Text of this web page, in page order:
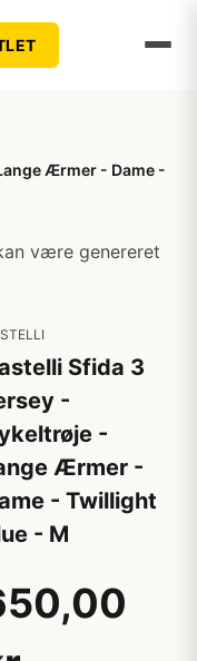
Ærmer - Dame -
være genereret
Sfida 3
-
-
Ærmer -
- Twillight
- M